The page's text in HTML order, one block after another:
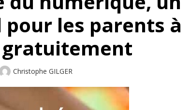
les parents à
Author
Christophe GILGER